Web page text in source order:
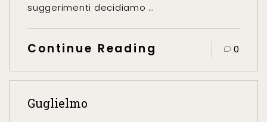
suggerimenti decidiamo …
Continue Reading 0
Guglielmo